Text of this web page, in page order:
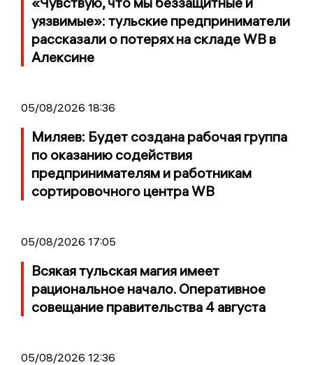
уязвимые»: тульские предприниматели
рассказали о потерях на складе WB в
Алексине
05/08/2026 18:36
Миляев: Будет создана рабочая группа
по оказанию содействия
предпринимателям и работникам
сортировочного центра WB
05/08/2026 17:05
Всякая тульская магия имеет
рациональное начало. Оперативное
совещание правительства 4 августа
05/08/2026 12:36